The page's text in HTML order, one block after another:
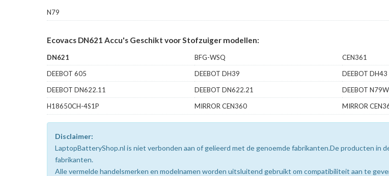
N79
Ecovacs DN621 Accu's Geschikt voor Stofzuiger modellen:
DN621 BFG-WSQ CEN361
DEEBOT 605
DEEBOT DH39 DEEBOT DH43
DEEBOT DN622.11
DEEBOT DN622.21 DEEBOT N79W
H18650CH-4S1P
MIRROR CEN360 MIRROR
Disclaimer:
LaptopBatteryShop.nl is niet verbonden aan of gelieerd met de genoemde fabrikanten.De producten in
fabrikanten.
Alle vermelde handelsmerken en modelnamen worden uitsluitend gebruikt om compatibiliteit aan te